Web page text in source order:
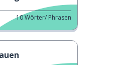
10Wörter/ Phrasen